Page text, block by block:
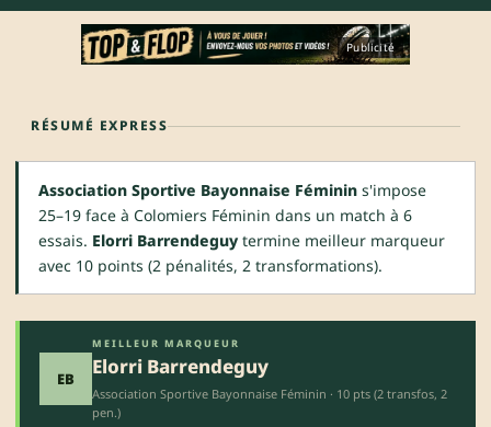
Publicité
RÉSUMÉ EXPRESS
Association Sportive Bayonnaise Féminin s'impose
25–19 face à Colomiers Féminin dans un match à 6
essais. Elorri Barrendeguy termine meilleur marqueur
avec 10 points (2 pénalités, 2 transformations).
EB
MEILLEUR MARQUEUR
Elorri Barrendeguy
Association Sportive Bayonnaise Féminin · 10 pts (2 transfos, 2
pen.)